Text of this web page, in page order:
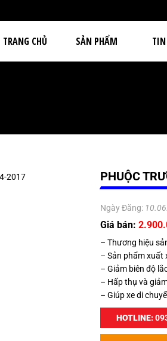
TRANG CHỦ SẢN PHẨM
PHUỘC
Ngày Đăng:
Giá bán:
– Thương hiệu
– Sản phẩm xuất
– Giảm biên độ
– Hấp thụ và
– Giúp xe di
HOTLINE: